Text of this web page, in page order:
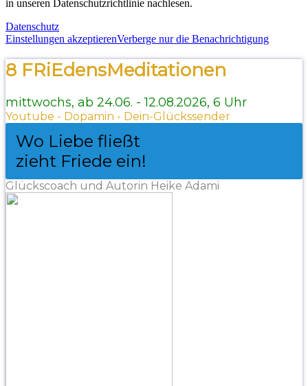
in unseren Datenschutzrichtlinie nachlesen.
Datenschutz
Einstellungen akzeptierenVerberge nur die Benachrichtigung
8 FRiEdensMeditationen
mittwochs, ab 24.06. - 12.08.2026, 6 Uhr
Youtube - Dopamin - Dein-Glückssender
Wo Liebe fließt
zieht Friede ein!
Glückscoach und Autorin Heike Adami